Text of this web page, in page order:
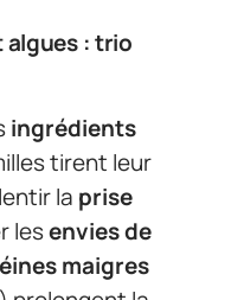
algues : trio
ingrédients
tirent leur
la prise
lesenvies de
maigres